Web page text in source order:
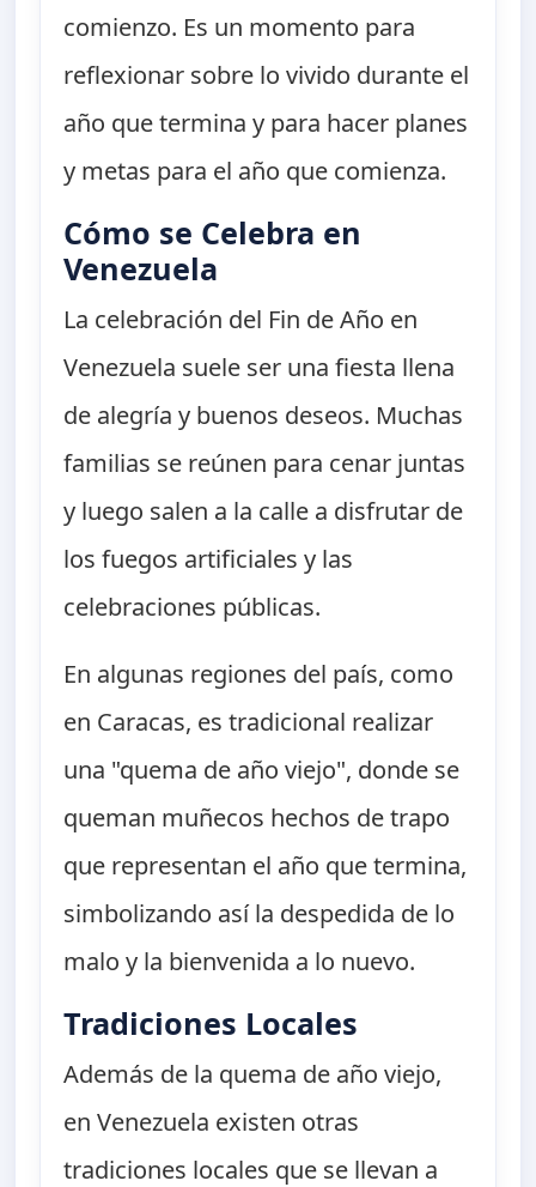
comienzo. Es un momento para
reflexionar sobre lo vivido durante el
año que termina y para hacer planes
y metas para el año que comienza.
Cómo se Celebra en
Venezuela
La celebración del Fin de Año en
Venezuela suele ser una fiesta llena
de alegría y buenos deseos. Muchas
familias se reúnen para cenar juntas
y luego salen a la calle a disfrutar de
los fuegos artificiales y las
celebraciones públicas.
En algunas regiones del país, como
en Caracas, es tradicional realizar
una "quema de año viejo", donde se
queman muñecos hechos de trapo
que representan el año que termina,
simbolizando así la despedida de lo
malo y la bienvenida a lo nuevo.
Tradiciones Locales
Además de la quema de año viejo,
en Venezuela existen otras
tradiciones locales que se llevan a